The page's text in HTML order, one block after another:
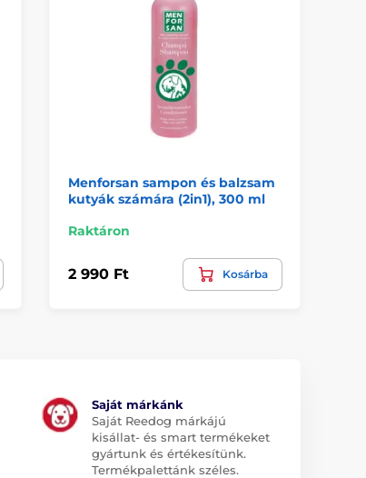
Menforsan sampon és balzsam
kutyák számára (2in1), 300 ml
Raktáron
2 990 Ft Kosárba
Saját márkánk
Saját Reedog márkájú
kisállat- és smart termékeket
gyártunk és értékesítünk.
Termékpalettánk széles.